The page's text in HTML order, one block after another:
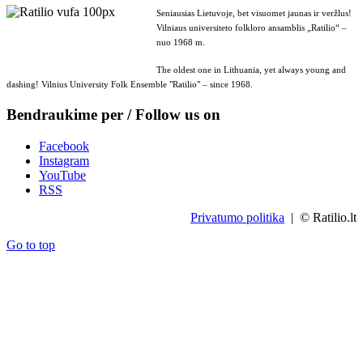
Seniausias Lietuvoje, bet visuomet jaunas ir veržlus!
Vilniaus universiteto folkloro ansamblis „Ratilio“ –
nuo 1968 m.
The oldest one in Lithuania, yet always young and
dashing! Vilnius University Folk Ensemble "Ratilio" – since 1968.
Bendraukime per / Follow us on
Facebook
Instagram
YouTube
RSS
Privatumo politika | © Ratilio.lt
Go to top